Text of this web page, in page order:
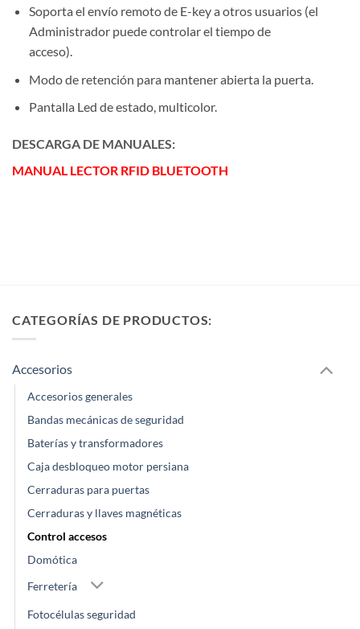
Soporta el envío remoto de E-key a otros usuarios (el
Administrador puede controlar el tiempo de
acceso).
Modo de retención para mantener abierta la puerta.
Pantalla Led de estado, multicolor.
DESCARGA DE MANUALES:
MANUAL LECTOR RFID BLUETOOTH
CATEGORÍAS DE PRODUCTOS:
Accesorios
Accesorios generales
Bandas mecánicas de seguridad
Baterías y transformadores
Caja desbloqueo motor persiana
Cerraduras para puertas
Cerraduras y llaves magnéticas
Control accesos
Domótica
Ferretería
Fotocélulas seguridad